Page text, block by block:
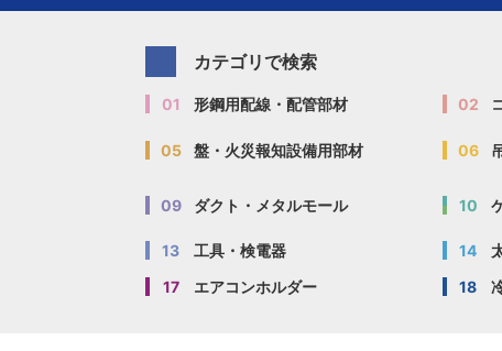
カテゴリで検索
01 形鋼用配線・配管部材 02
05 盤・火災報知設備用部材 06
09 ダクト・メタルモール 10
13 工具・検電器 14
17
エアコンホルダー 18